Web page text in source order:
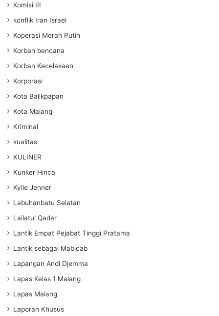
Komisi III
konflik Iran Israel
Koperasi Merah Putih
Korban bencana
Korban Kecelakaan
Korporasi
Kota Balikpapan
Kota Malang
Kriminal
kualitas
KULINER
Kunker Hinca
Kylie Jenner
Labuhanbatu Selatan
Lailatul Qadar
Lantik Empat Pejabat Tinggi Pratama
Lantik sebagai Mabicab
Lapangan Andi Djemma
Lapas Kelas 1 Malang
Lapas Malang
Laporan Khusus